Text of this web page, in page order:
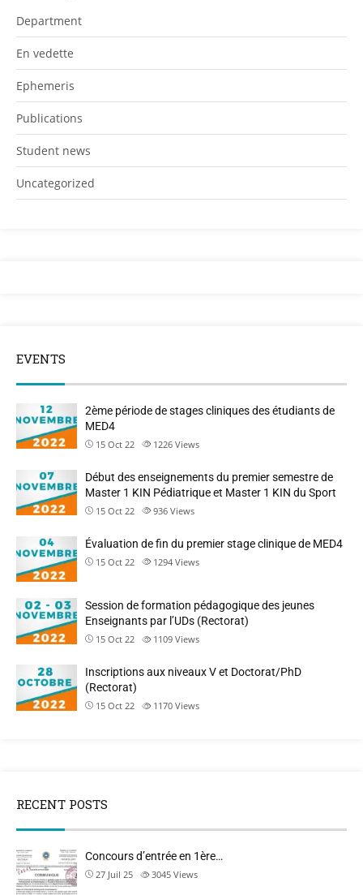
Department
En vedette
Ephemeris
Publications
Student news
Uncategorized
EVENTS
2ème période de stages cliniques des étudiants de
MED4
15 Oct 22 1226 Views
Début des enseignements du premier semestre de
Master 1 KIN Pédiatrique et Master 1 KIN du Sport
15 Oct 22 936 Views
Évaluation de fin du premier stage clinique de MED4
15 Oct 22 1294 Views
Session de formation pédagogique des jeunes
Enseignants par l’UDs (Rectorat)
15 Oct 22 1109 Views
Inscriptions aux niveaux V et Doctorat/PhD
(Rectorat)
15 Oct 22 1170 Views
RECENT POSTS
Concours d’entrée en 1ère…
27 Juil 25 3045 Views